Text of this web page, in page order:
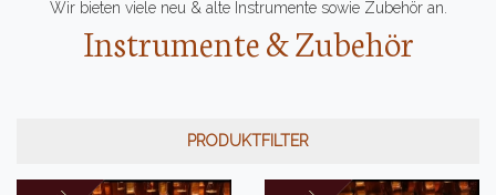
Wir bieten viele neu & alte Instrumente sowie Zubehör an.
Instrumente & Zubehör
PRODUKTFILTER